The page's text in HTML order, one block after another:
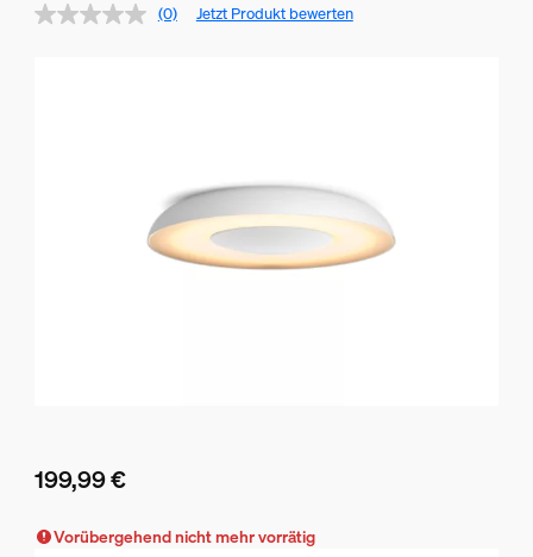
(0) Jetzt Produkt bewerten
199,99 €
Vorübergehend nicht mehr vorrätig